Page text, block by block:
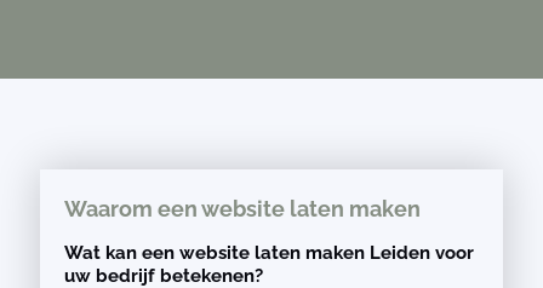
Waarom een website laten maken
Wat kan een website laten maken Leiden voor
uw bedrijf betekenen?